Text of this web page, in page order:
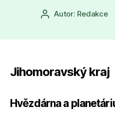
AutorAutor: Redakce
Jihomoravský kraj
Hvězdárna a